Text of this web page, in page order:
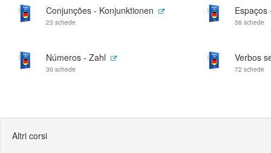
Conjunções - Konjunktionen
23 schede
Espaços
36 schede
Números - Zahl
30 schede
Verbos
72 schede
Altri corsi